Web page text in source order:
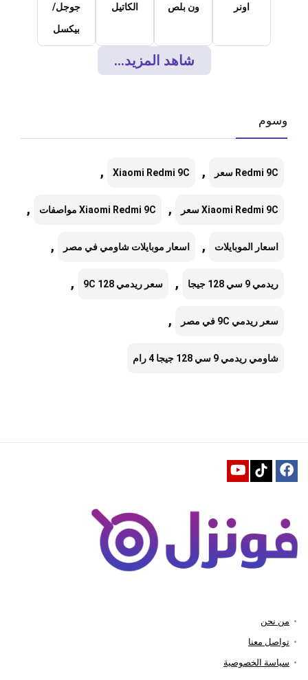
اونر ون بلص الكاتيل
جوجل/
بيكسل
شاهد المزيد...
وسوم
Redmi 9C سعر ,
Xiaomi Redmi 9C
,
Xiaomi Redmi 9C سعر , Xiaomi Redmi 9C مواصفات ,
اسعار الموبايلات , اسعار موبايلات شاومي في مصر ,
ريدمي 9 سي 128 جيجا , سعر ريدمي 9C 128 ,
سعر ريدمي 9C في مصر ,
شاومي ريدمي 9 سي 128 جيجا 4 رام
من نحن
تواصل معنا
سياسة الخصوصية